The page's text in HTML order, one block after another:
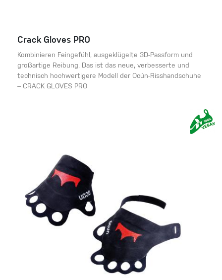
Crack Gloves PRO
Kombinieren Feingefühl, ausgeklügelte 3D-Passform und
großartige Reibung. Das ist das neue, verbesserte und
technisch hochwertigere Modell der Ocún-Risshandschuhe
– CRACK GLOVES PRO